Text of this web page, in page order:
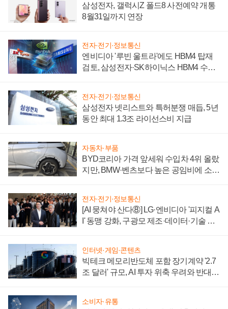
삼성전자, 갤럭시Z 폴드8 사전예약 개통
8월31일까지 연장
전자·전기·정보통신
엔비디아 '루빈 울트라'에도 HBM4 탑재
검토, 삼성전자·SK하이닉스 HBM4 수율
전자·전기·정보통신
삼성전자 넷리스트와 특허분쟁 매듭, 5년
동안 최대 1.3조 라이선스비 지급
자동차·부품
BYD코리아 가격 앞세워 수입차 4위 올랐
지만, BMW·벤츠보다 높은 공임비에 소비
전자·전기·정보통신
[AI 뭉쳐야 산다⑧] LG·엔비디아 '피지컬 A
I' 동맹 강화, 구광모 제조·데이터·기술 결
인터넷·게임·콘텐츠
빅테크 메모리반도체 포함 장기계약 '2.7
조 달러' 규모, AI 투자 위축 우려와 반대
소비자·유통